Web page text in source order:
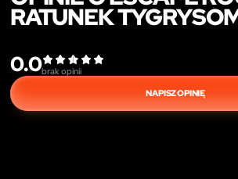
RATUNEK
0.0brak opinii
NAPISZ OPINIĘ